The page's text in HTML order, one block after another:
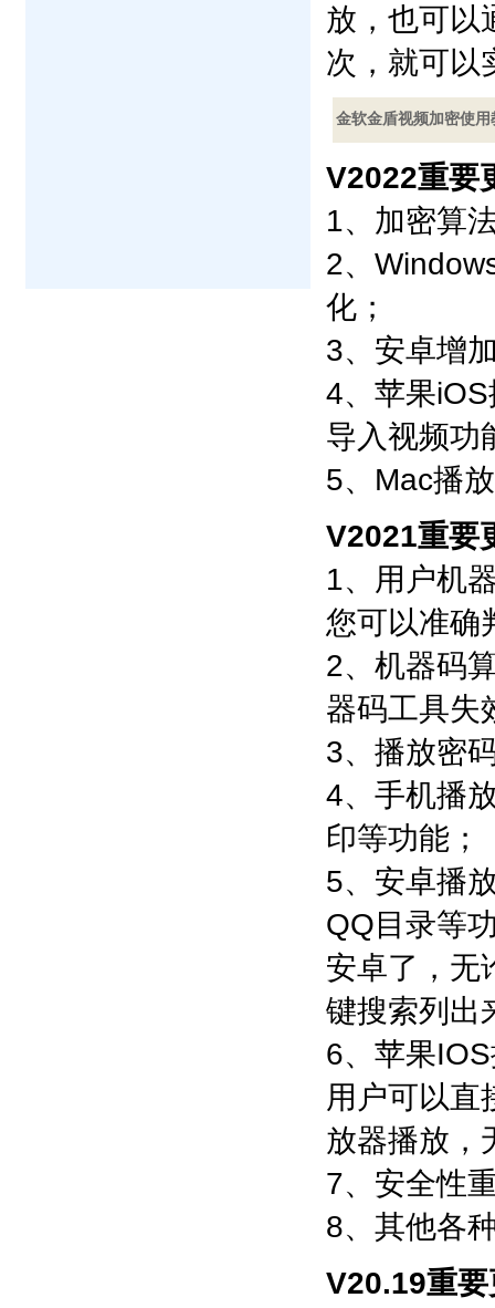
放，也可以
次，就可以
金软金盾视频加密使用
V2022重要
1、加密算
2、
化；
3、安卓增
4、苹果
导入视频功
5、Mac播
V2021重要
1、用户机
您可以准确
2、机器码
器码工具失
3、播放密
4、手机播
印等功能；
5、安卓播
QQ目录等
安卓了，无
键搜索列出
6、苹果
用户可以直
放器播放，
7、安全性
8、其他各
V20.19重